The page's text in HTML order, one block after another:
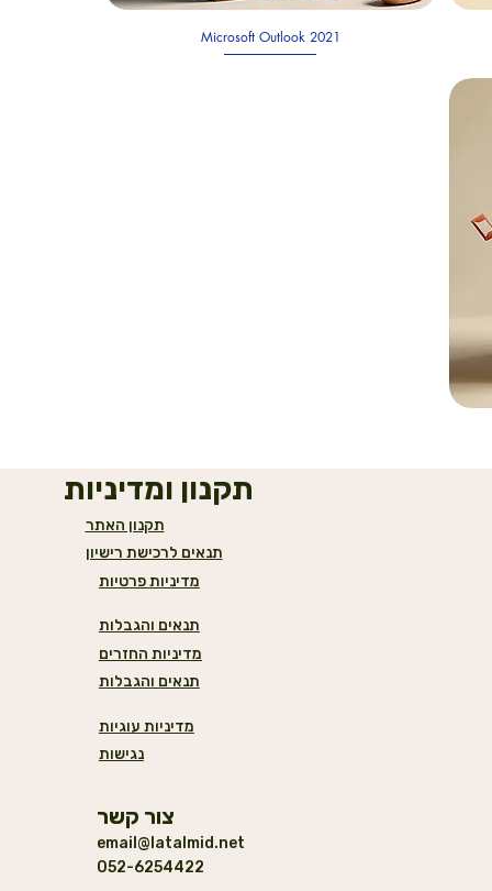
Microsoft Outlook 2021
תקנון ומדיניות
תקנון האתר
תנאים לרכישת רישיון
מדיניות פרטיות
תנאים והגבלות
מדיניות החזרים
מדיניות עוגיות
נגישות
תנאים והגבלות
צור קשר
email@latalmid.net
052-6254422